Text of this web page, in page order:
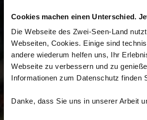
Cookies machen einen Unterschied.
Die Webseite des Zwei-Seen-Land
Webseiten, Cookies. Einige sind
andere wiederum helfen uns, Ihr
Webseite zu verbessern und zu
Informationen zum Datenschutz finden
Danke, dass Sie uns in unserer Arbeit